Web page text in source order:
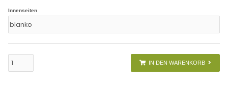
Innenseiten
IN DEN WARENKORB